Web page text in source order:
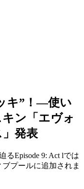
キ”！―使い
ン「エヴォ
発表
Episode 9: Act lでは
プールに追加されま